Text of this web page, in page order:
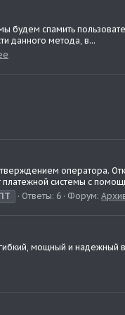
будем спамить
данного метода, в...
оператора.
системы с
Ответы: 6 Форум:
мощный и